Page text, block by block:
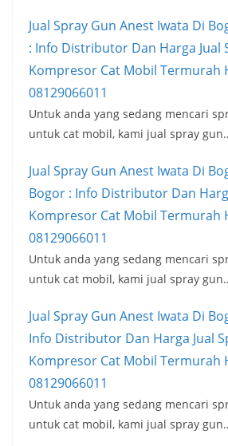
Jual Spray Gun Anest Iwata Di
: Info Distributor Dan Harga Jual
Kompresor Cat Mobil Termurah
08129066011
Untuk anda yang sedang mencari
untuk cat mobil, kami jual spray
Jual Spray Gun Anest Iwata Di
Bogor : Info Distributor Dan
Kompresor Cat Mobil Termurah
08129066011
Untuk anda yang sedang mencari
untuk cat mobil, kami jual spray
Jual Spray Gun Anest Iwata Di
Info Distributor Dan Harga Jual
Kompresor Cat Mobil Termurah
08129066011
Untuk anda yang sedang mencari
untuk cat mobil, kami jual spray